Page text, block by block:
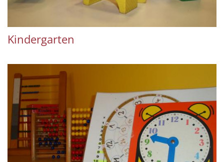
Kindergarten